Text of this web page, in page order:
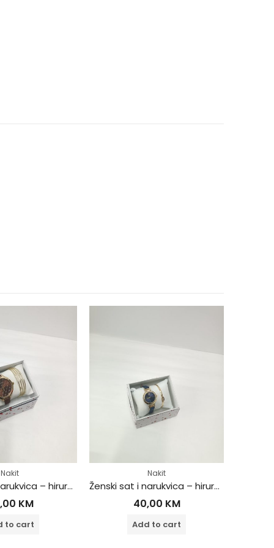
Nakit
Ženski sat i narukvica – hirurški čelik
KM
to cart
Nakit
Ženski sat i narukvica – hirurški čelik
40,00 KM
Add to cart